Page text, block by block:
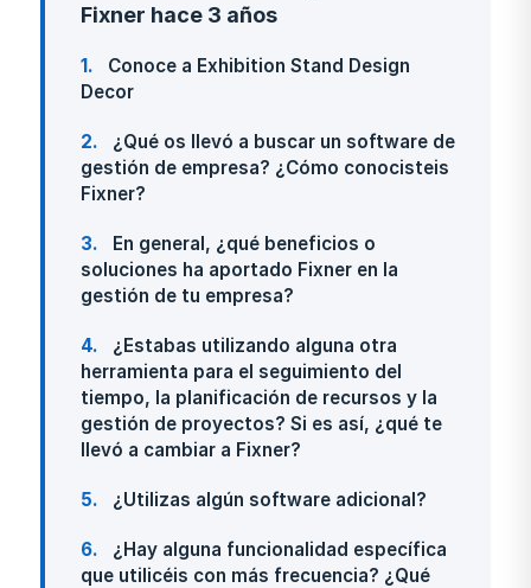
Fixner hace 3 años
1
Conoce a Exhibition Stand Design
Decor
2
¿Qué os llevó a buscar un software de
gestión de empresa? ¿Cómo conocisteis
Fixner?
3
En general, ¿qué beneficios o
soluciones ha aportado Fixner en la
gestión de tu empresa?
4
¿Estabas utilizando alguna otra
herramienta para el seguimiento del
tiempo, la planificación de recursos y la
gestión de proyectos? Si es así, ¿qué te
llevó a cambiar a Fixner?
5 ¿Utilizas algún software adicional?
6
¿Hay alguna funcionalidad específica
que utilicéis con más frecuencia? ¿Qué